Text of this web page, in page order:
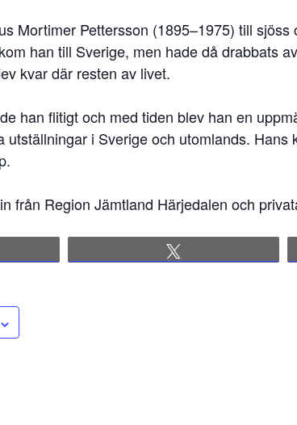
Mortimer Pettersson (1895–1975) till
han till Sverige, men hade då drabbats
kvar där resten av livet.
han flitigt och med tiden blev han en
utställningar i Sverige och utomlands. Hans
från Region Jämtland Härjedalen och